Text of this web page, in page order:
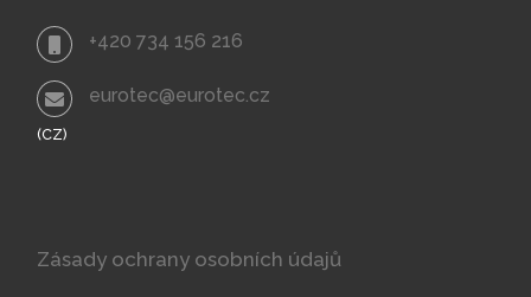
+420 734 156 216
eurotec@eurotec.cz
(CZ)
Zásady ochrany osobních údajů